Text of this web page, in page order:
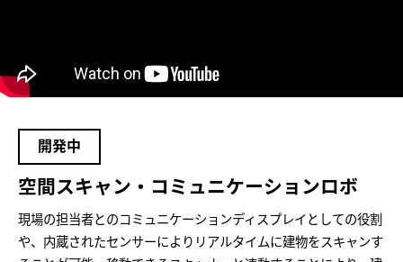
開発中
空間スキャン・コミュニケーションロボ
現場の担当者とのコミュニケーションディスプレイとしての役割
や、内蔵されたセンサーによりリアルタイムに建物をスキャンす